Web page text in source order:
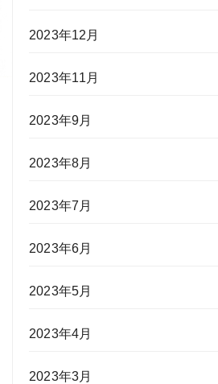
2023年12月
2023年11月
2023年9月
2023年8月
2023年7月
2023年6月
2023年5月
2023年4月
2023年3月